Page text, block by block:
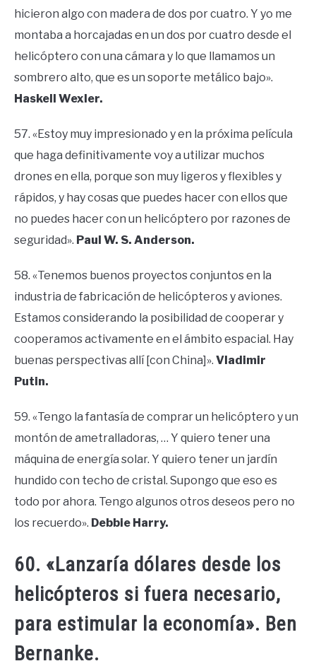
hicieron algo con madera de dos por cuatro. Y yo me
montaba a horcajadas en un dos por cuatro desde el
helicóptero con una cámara y lo que llamamos un
sombrero alto, que es un soporte metálico bajo».
Haskell Wexler.
57. «Estoy muy impresionado y en la próxima película
que haga definitivamente voy a utilizar muchos
drones en ella, porque son muy ligeros y flexibles y
rápidos, y hay cosas que puedes hacer con ellos que
no puedes hacer con un helicóptero por razones de
seguridad». Paul W. S. Anderson.
58. «Tenemos buenos proyectos conjuntos en la
industria de fabricación de helicópteros y aviones.
Estamos considerando la posibilidad de cooperar y
cooperamos activamente en el ámbito espacial. Hay
buenas perspectivas allí [con China]». Vladimir
Putin.
59. «Tengo la fantasía de comprar un helicóptero y un
montón de ametralladoras, … Y quiero tener una
máquina de energía solar. Y quiero tener un jardín
hundido con techo de cristal. Supongo que eso es
todo por ahora. Tengo algunos otros deseos pero no
los recuerdo». Debbie Harry.
60. «Lanzaría dólares desde los
helicópteros si fuera necesario,
para estimular la economía». Ben
Bernanke.